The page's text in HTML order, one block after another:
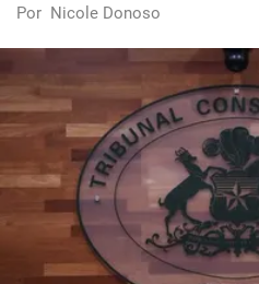
Por Nicole Donoso